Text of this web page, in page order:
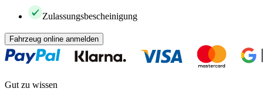
Zulassungsbescheinigung
Fahrzeug online anmelden
Gut zu wissen